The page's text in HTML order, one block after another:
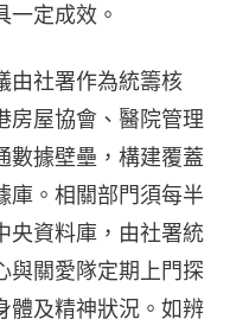
一定成效。
由社署作為統籌核
房屋協會、醫院管理
數據壁壘，構建覆蓋
庫。相關部門須每半
央資料庫，由社署統
與關愛隊定期上門探
體及精神狀況。如辨